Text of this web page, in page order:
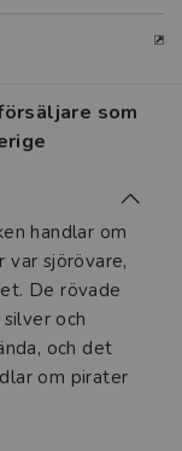
som
handlar om
var sjörövare,
De rövade
och
och det
om pirater